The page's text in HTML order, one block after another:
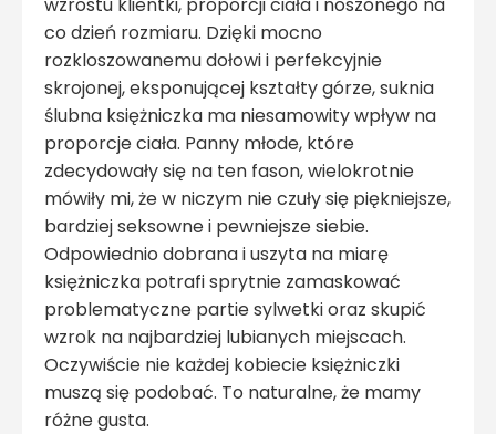
co dzień rozmiaru. Dzięki mocno
rozkloszowanemu dołowi i perfekcyjnie
skrojonej, eksponującej kształty górze, suknia
ślubna księżniczka ma niesamowity wpływ na
proporcje ciała. Panny młode, które
zdecydowały się na ten fason, wielokrotnie
mówiły mi, że w niczym nie czuły się piękniejsze,
bardziej seksowne i pewniejsze siebie.
Odpowiednio dobrana i uszyta na miarę
księżniczka potrafi sprytnie zamaskować
problematyczne partie sylwetki oraz skupić
wzrok na najbardziej lubianych miejscach.
Oczywiście nie każdej kobiecie księżniczki
muszą się podobać. To naturalne, że mamy
różne gusta.